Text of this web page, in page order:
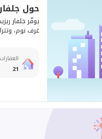
حول
غرف نوم، وتتراوح مساحاتها بين
21